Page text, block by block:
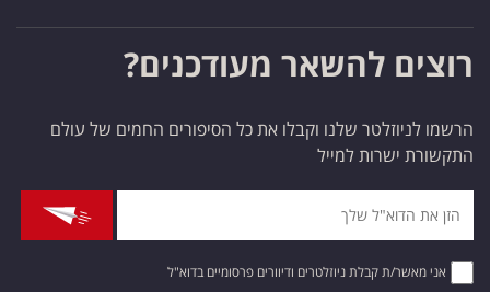
רוצים להשאר מעודכנים?
הרשמו לניוזלטר שלנו וקבלו את כל הסיפורים החמים של עולם
התקשורת ישרות למייל
אני מאשר/ת קבלת ניוזלטרים ודיוורים פרסומיים בדוא"ל